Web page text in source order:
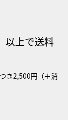
以上で送料
き2,500円（＋消